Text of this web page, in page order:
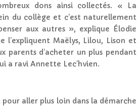
dons ainsi collectés. « La
du collège et c’est naturellement
aux autres », explique Élodie
l’expliquent Maëlys, Lilou, Lison et
parents d’acheter un plus pendant
a ravi Annette Lec’hvien.
aller plus loin dans la démarche